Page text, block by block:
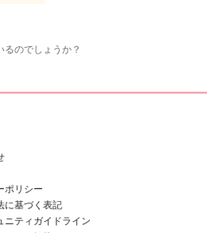
のでしょうか？
ポリシー
に基づく表記
ニティガイドライン